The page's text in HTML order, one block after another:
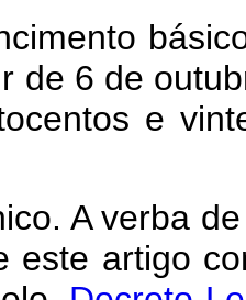
de 6 de
e
A verba
este artigo